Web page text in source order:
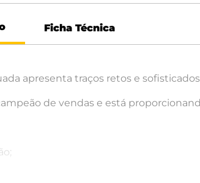
Ficha Técnica
apresenta traços retos e
de vendas e está